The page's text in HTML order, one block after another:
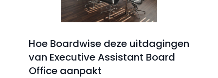
Hoe Boardwise deze uitdagingen
van Executive Assistant Board
Office aanpakt